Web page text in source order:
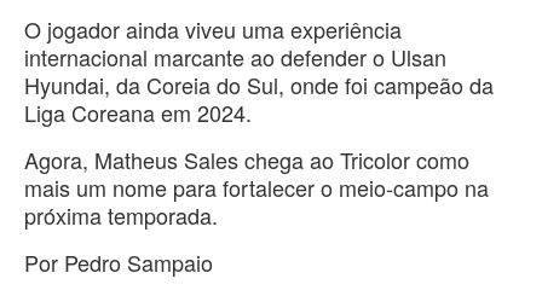
O jogador ainda viveu uma experiência
internacional marcante ao defender o Ulsan
Hyundai, da Coreia do Sul, onde foi campeão da
Liga Coreana em 2024.
Agora, Matheus Sales chega ao Tricolor como
mais um nome para fortalecer o meio-campo na
próxima temporada.
Por Pedro Sampaio